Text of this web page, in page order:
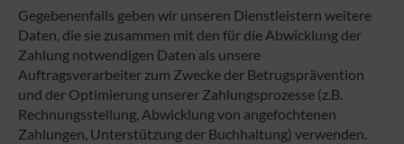
Gegebenenfalls geben wir unseren Dienstleistern weitere
Daten, die sie zusammen mit den für die Abwicklung der
Zahlung notwendigen Daten als unsere
Auftragsverarbeiter zum Zwecke der Betrugsprävention
und der Optimierung unserer Zahlungsprozesse (z.B.
Rechnungsstellung, Abwicklung von angefochtenen
Zahlungen, Unterstützung der Buchhaltung) verwenden.